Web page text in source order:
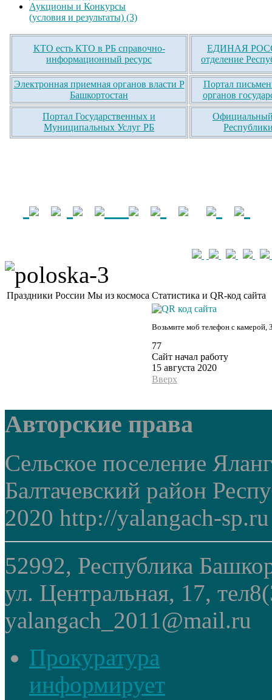
Аукционы и Конкурсы
(условия и результаты) (3)
КТО есть КТО в РБ справочно-
информационный ресурс
ЕДИНАЯ
отделение
Электронная приемная органов власти Р
Башкортостан
Портал
органов
Портал Государственных и
Муниципальных Услуг РБ
Официальный
Праздники России Мы из космоса Статистика и QR-код сайта
Возьмите моб телефон с камерой,
77
Сайт начал работу
15 августа 2020
Вверх
Авторские права
Сельское поселение
Балтачевский район
2020 http://yalangach-sp.ru
52992, Республика
ул. Центральная, 17,
yalangach_2011@mail.ru
Прокуратура
информирует